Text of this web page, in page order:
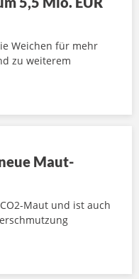
Weichen für mehr
zu weiterem
Maut-
Maut und ist auch